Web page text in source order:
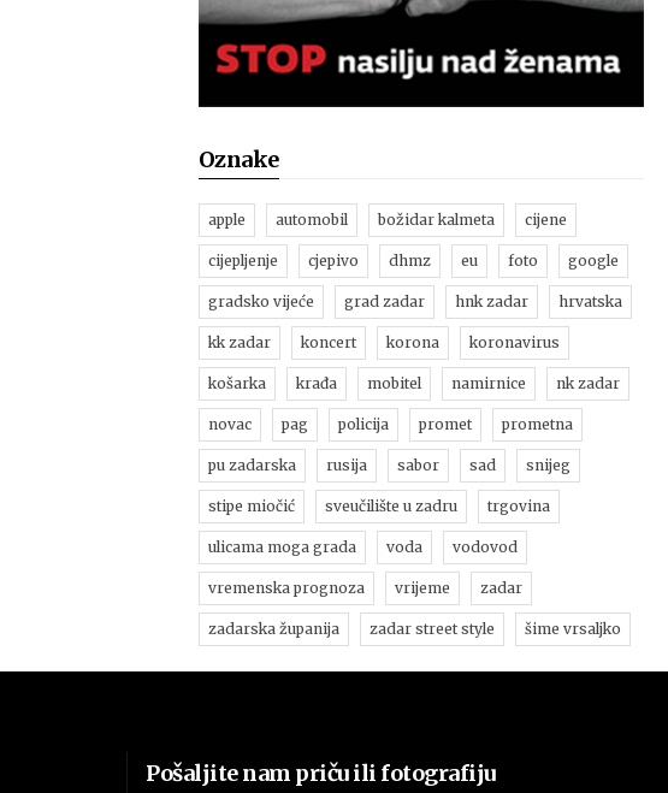
Oznake
apple automobil božidar kalmeta cijene
cijepljenje cjepivo dhmz eu foto google
gradsko vijeće grad zadar hnk zadar hrvatska
kk zadar koncert korona koronavirus
košarka krađa mobitel namirnice nk zadar
novac pag policija promet prometna
pu zadarska rusija sabor sad snijeg
stipe miočić sveučilište u zadru trgovina
ulicama moga grada voda vodovod
vremenska prognoza vrijeme zadar
zadarska županija zadar street style šime vrsaljko
Pošaljite nam priču ili fotografiju